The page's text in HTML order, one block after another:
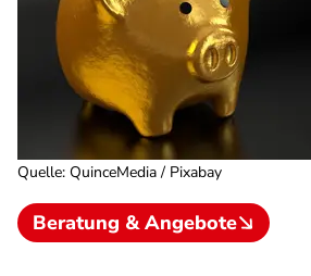
Quelle: QuinceMedia / Pixabay
Beratung & Angebote